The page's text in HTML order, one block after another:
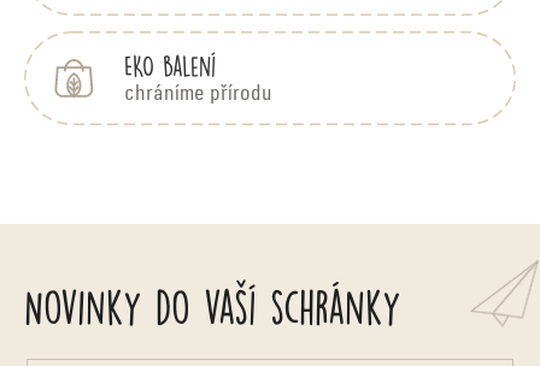
EKO balení
chráníme přírodu
Novinky do vaší schránky